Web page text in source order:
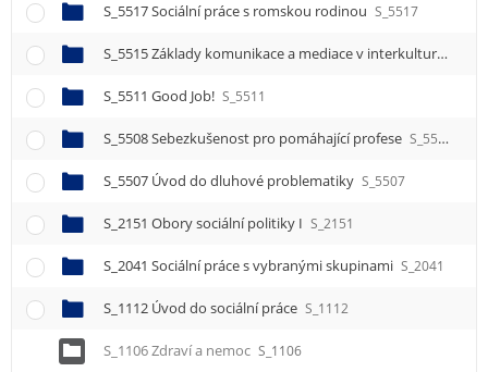
S_5517 Sociální práce s romskou rodinou S_5517
S_5515 Základy komunikace a mediace v interkulturním prostoru
S_5511 Good Job! S_5511
S_5508 Sebezkušenost pro pomáhající profese S_5508
S_5507 Úvod do dluhové problematiky S_5507
S_2151 Obory sociální politiky I S_2151
S_2041 Sociální práce s vybranými skupinami S_2041
S_1112 Úvod do sociální práce S_1112
S_1106 Zdraví a nemoc S_1106